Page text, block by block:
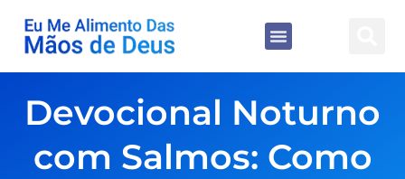
Devocional Noturno
com Salmos: Como